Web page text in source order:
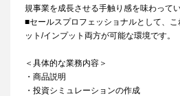
規事業を成長させる手触り感を味わって
■セールスプロフェッショナルとして、
ット/インプット両方が可能な環境です。
＜具体的な業務内容＞
・商品説明
・投資シミュレーションの作成